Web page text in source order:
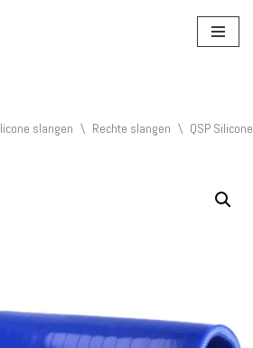
slangen \ Rechte slangen \ QSP